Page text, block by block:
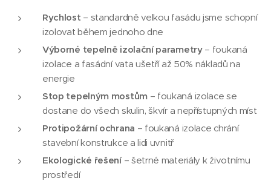
Rychlost – standardně velkou fasádu jsme schopní
izolovat během jednoho dne
Výborné tepelně izolační parametry– foukaná
izolace a fasádní vata ušetří až 50% nákladů na
energie
Stop tepelným mostům– foukaná izolace se
dostane do všech skulin, škvír a nepřístupných míst
Protipožární ochrana – foukaná izolace chrání
stavební konstrukce a lidi uvnitř
Ekologické řešení– šetrné materiály k životnímu
prostředí